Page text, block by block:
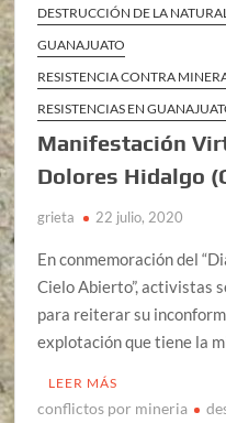
DESTRUCCIÓN DE LA
GUANAJUATO
RESISTENCIA CONTRA
RESISTENCIAS EN
Manifestación
Dolores Hidalgo
grieta 22 julio, 2020
En conmemoración del
Cielo Abierto”, activistas
para reiterar su
explotación que tiene la
LEER MÁS
conflictos por mineria